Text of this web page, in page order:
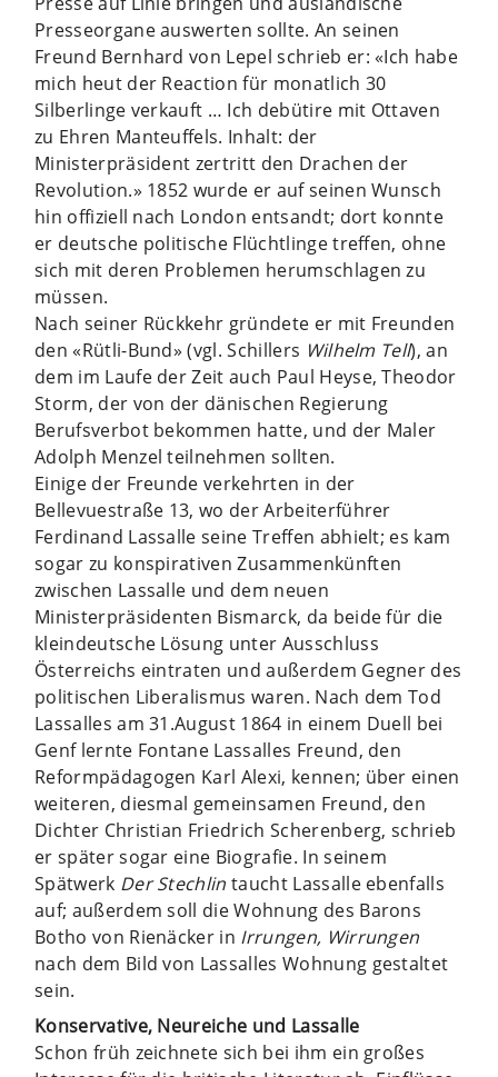
Presseorgane auswerten sollte. An seinen
Freund Bernhard von Lepel schrieb er: «Ich habe
mich heut der Reaction für monatlich 30
Silberlinge verkauft … Ich debütire mit Ottaven
zu Ehren Manteuffels. Inhalt: der
Ministerpräsident zertritt den Drachen der
Revolution.» 1852 wurde er auf seinen Wunsch
hin offiziell nach London entsandt; dort konnte
er deutsche politische Flüchtlinge treffen, ohne
sich mit deren Problemen herumschlagen zu
müssen.
Nach seiner Rückkehr gründete er mit Freunden
den «Rütli-Bund» (vgl. Schillers Wilhelm Tell), an
dem im Laufe der Zeit auch Paul Heyse, Theodor
Storm, der von der dänischen Regierung
Berufsverbot bekommen hatte, und der Maler
Adolph Menzel teilnehmen sollten.
Einige der Freunde verkehrten in der
Bellevuestraße 13, wo der Arbeiterführer
Ferdinand Lassalle seine Treffen abhielt; es kam
sogar zu konspirativen Zusammenkünften
zwischen Lassalle und dem neuen
Ministerpräsidenten Bismarck, da beide für die
kleindeutsche Lösung unter Ausschluss
Österreichs eintraten und außerdem Gegner des
politischen Liberalismus waren. Nach dem Tod
Lassalles am 31.August 1864 in einem Duell bei
Genf lernte Fontane Lassalles Freund, den
Reformpädagogen Karl Alexi, kennen; über einen
weiteren, diesmal gemeinsamen Freund, den
Dichter Christian Friedrich Scherenberg, schrieb
er später sogar eine Biografie. In seinem
Spätwerk Der Stechlin taucht Lassalle ebenfalls
auf; außerdem soll die Wohnung des Barons
Botho von Rienäcker in Irrungen, Wirrungen
nach dem Bild von Lassalles Wohnung gestaltet
sein.
Konservative, Neureiche und Lassalle
Schon früh zeichnete sich bei ihm ein großes